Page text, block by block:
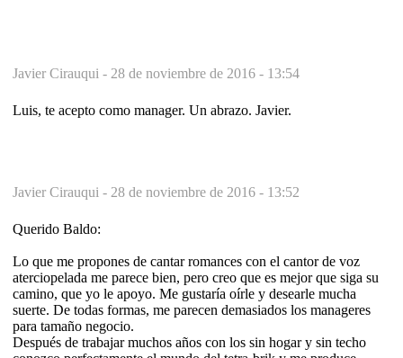
Javier Cirauqui - 28 de noviembre de 2016 - 13:54
Luis, te acepto como manager. Un abrazo. Javier.
Javier Cirauqui - 28 de noviembre de 2016 - 13:52
Querido Baldo:
Lo que me propones de cantar romances con el cantor de voz
aterciopelada me parece bien, pero creo que es mejor que siga su
camino, que yo le apoyo. Me gustaría oírle y desearle mucha
suerte. De todas formas, me parecen demasiados los manageres
para tamaño negocio.
Después de trabajar muchos años con los sin hogar y sin techo